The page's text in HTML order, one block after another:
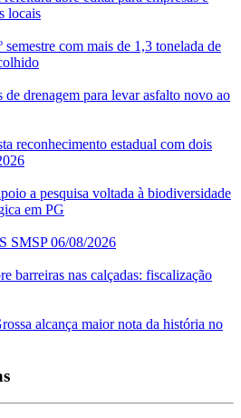
locais
semestre com mais de 1,3 tonelada de
drenagem para levar asfalto novo ao
reconhecimento estadual com dois
a pesquisa voltada à biodiversidade
em PG
06/08/2026
barreiras nas calçadas: fiscalização
alcança maior nota da história no